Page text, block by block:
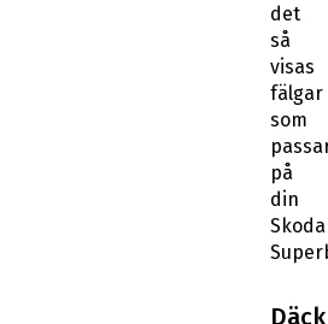
det
så
visas
fälgar
som
på
din
Skoda
Däck